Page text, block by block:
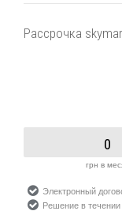
Рассрочка
0
грн в
Электронный
Решение в течении